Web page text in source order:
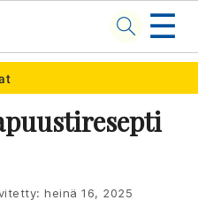
☰
heinä 16, 2025